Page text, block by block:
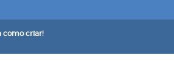
como criar!